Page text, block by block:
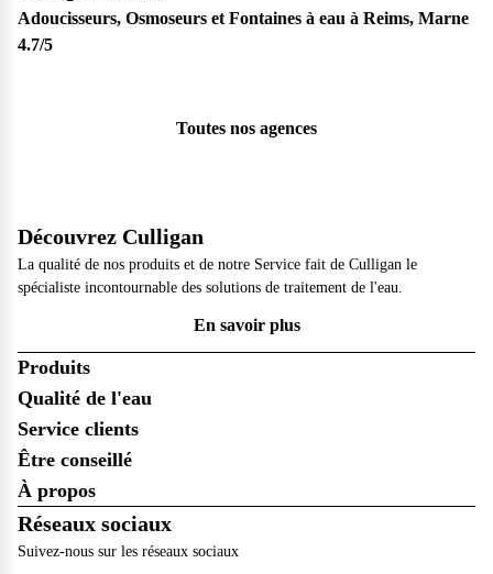
Adoucisseurs, Osmoseurs et Fontaines à eau à Reims, Marne
4.7/5
Toutes nos agences
Découvrez Culligan
La qualité de nos produits et de notre Service fait de Culligan le
spécialiste incontournable des solutions de traitement de l'eau.
En savoir plus
Produits
Qualité de l'eau
Service clients
Être conseillé
À propos
Réseaux sociaux
Suivez-nous sur les réseaux sociaux